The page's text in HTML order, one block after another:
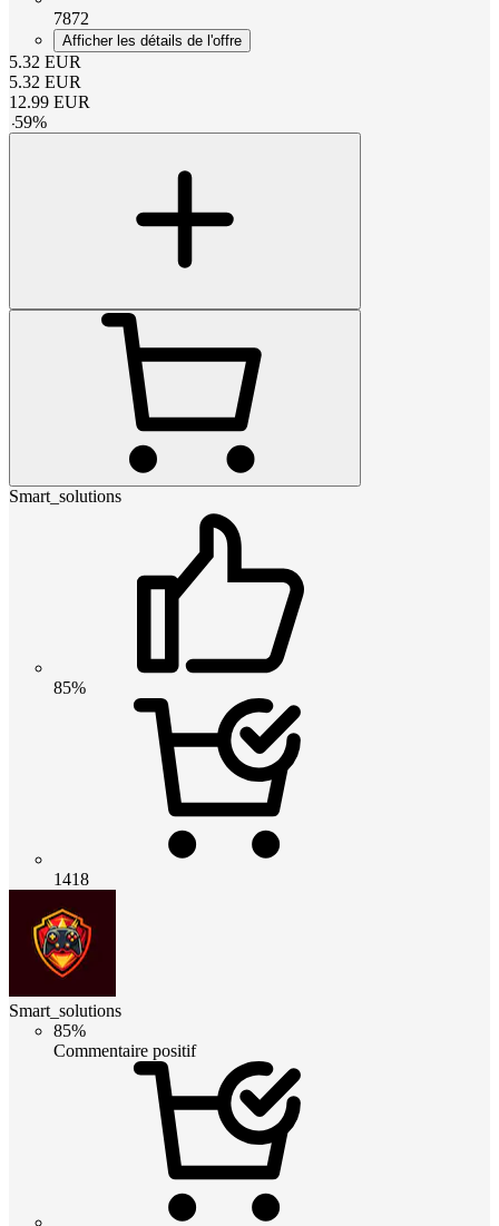
7872
Afficher les détails de l'offre
5.32 EUR
5.32 EUR
12.99 EUR
-59%
Smart_solutions
85%
1418
Smart_solutions
85%
Commentaire positif